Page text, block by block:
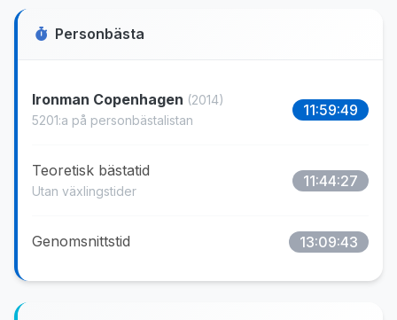
Personbästa
Ironman Copenhagen (2014)
5201:a på personbästalistan
11:59:49
Teoretisk bästatid
Utan växlingstider
11:44:27
Genomsnittstid 13:09:43